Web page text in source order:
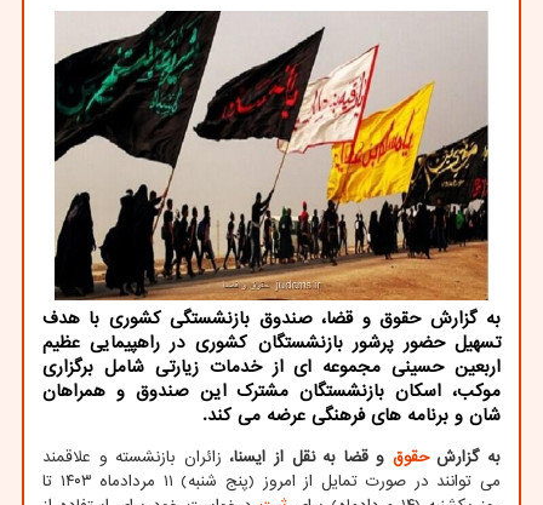
به گزارش حقوق و قضا، صندوق بازنشستگی کشوری با هدف
تسهیل حضور پرشور بازنشستگان کشوری در راهپیمایی عظیم
اربعین حسینی مجموعه ای از خدمات زیارتی شامل برگزاری
موکب، اسکان بازنشستگان مشترک این صندوق و همراهان
شان و برنامه های فرهنگی عرضه می کند.
به گزارشحقوق و قضا به نقل از ایسنا، زائران بازنشسته و علاقمند
می توانند در صورت تمایل از امروز (پنج شنبه) ۱۱ مردادماه ۱۴۰۳ تا